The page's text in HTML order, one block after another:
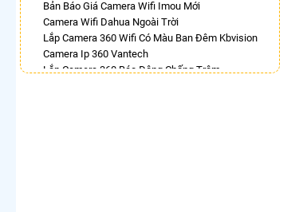
Bản Báo Giá Camera Wifi Imou Mới
Camera Wifi Dahua Ngoài Trời
Lắp Camera 360 Wifi Có Màu Ban Đêm Kbvision
Camera Ip 360 Vantech
Lắp Camera 360 Báo Động Chống Trộm